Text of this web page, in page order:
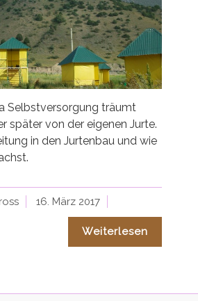
Selbstversorgung träumt
später von der eigenen Jurte.
in den Jurtenbau und wie
16. März 2017
Weiterlesen